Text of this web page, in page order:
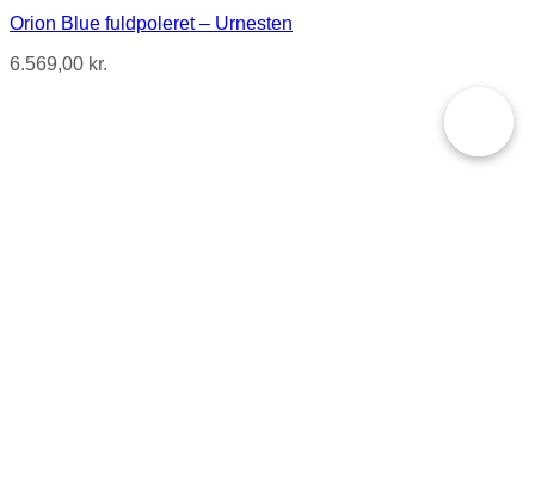
Orion Blue fuldpoleret – Urnesten
6.569,00 kr.